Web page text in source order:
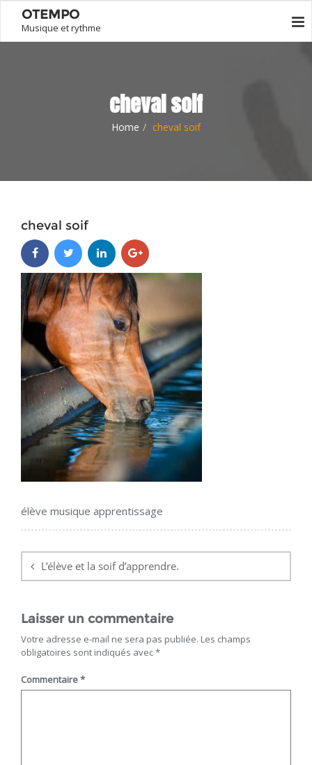
OTEMPO
Musique et rythme
cheval soif
Home cheval soif
cheval soif
élève musique apprentissage
de
l’article
L’élève et la soif d’apprendre.
Laisser un commentaire
Votre adresse e-mail ne sera pas publiée. Les champs
obligatoires sont indiqués avec*
Commentaire*